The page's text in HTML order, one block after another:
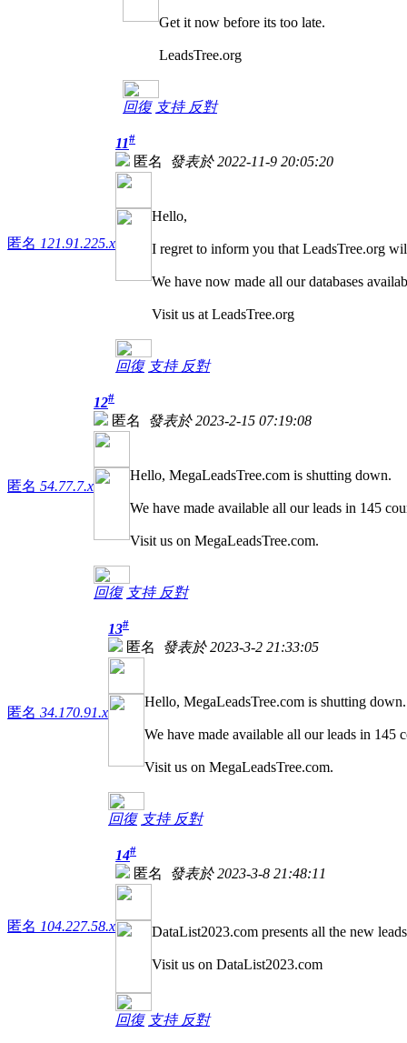
Get it now before its too late.
LeadsTree.org
回復 支持 反對
匿名 121.91.225.x
11#
匿名 發表於 2022-11-9 20:05:20
Hello,
I regret to inform you that LeadsTree.org
We have now made all our databases
Visit us at LeadsTree.org
回復 支持 反對
匿名 54.77.7.x
12#
匿名 發表於 2023-2-15 07:19:08
Hello, MegaLeadsTree.com is shutting down.
We have made available all our leads in 145
Visit us on MegaLeadsTree.com.
回復 支持 反對
匿名 34.170.91.x
13#
匿名 發表於 2023-3-2 21:33:05
Hello, MegaLeadsTree.com is shutting down.
We have made available all our leads in 145
Visit us on MegaLeadsTree.com.
回復 支持 反對
匿名 104.227.58.x
14#
匿名 發表於 2023-3-8 21:48:11
DataList2023.com presents all the new
Visit us on DataList2023.com
回復 支持 反對